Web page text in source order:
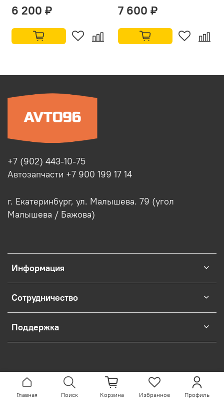
6 200 ₽ 7 600 ₽
Информация
Сотрудничество
Поддержка
+7 (902) 443-10-75
Автозапчасти +7 900 199 17 14
г. Екатеринбург, ул. Малышева. 79 (угол
Малышева / Бажова)
Главная Поиск Корзина Избранное Профиль